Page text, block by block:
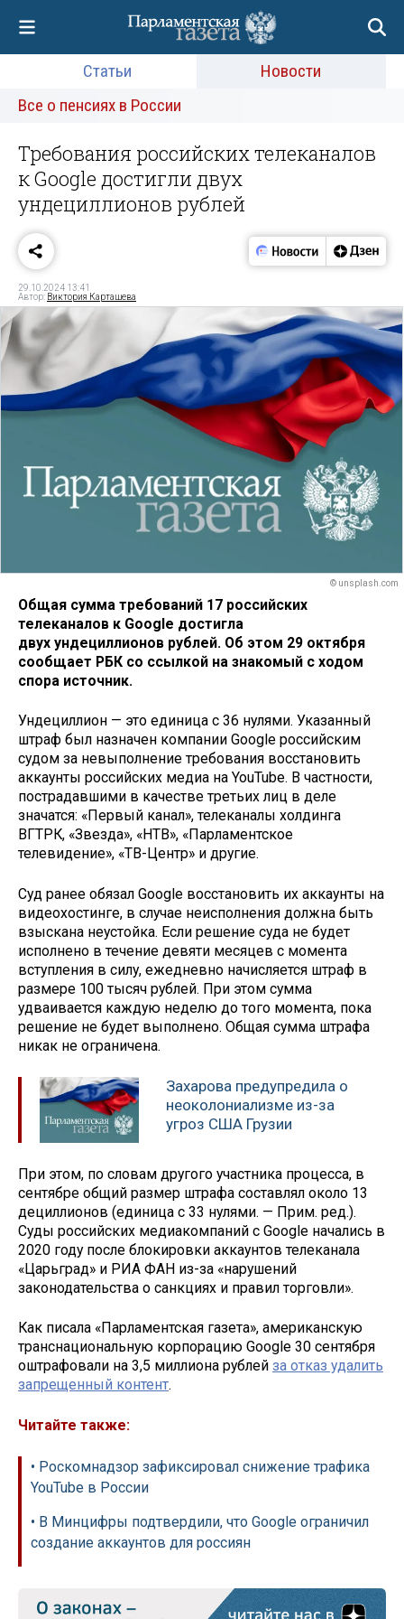
Статьи
Новости
Все о пенсиях в России
Требования российских телеканалов
к Google достигли двух
ундециллионов рублей
29.10.2024 13:41
Автор: Виктория Карташева
© unsplash.com
Общая сумма требований 17 российских
телеканалов к Google достигла
двух ундециллионов рублей. Об этом 29 октября
сообщает РБК со ссылкой на знакомый с ходом
спора источник.
Ундециллион — это единица с 36 нулями. Указанный
штраф был назначен компании Google российским
судом за невыполнение требования восстановить
аккаунты российских медиа на YouTube. В частности,
пострадавшими в качестве третьих лиц в деле
значатся: «Первый канал», телеканалы холдинга
ВГТРК, «Звезда», «НТВ», «Парламентское
телевидение», «ТВ-Центр» и другие.
Суд ранее обязал Google восстановить их аккаунты на
видеохостинге, в случае неисполнения должна быть
взыскана неустойка. Если решение суда не будет
исполнено в течение девяти месяцев с момента
вступления в силу, ежедневно начисляется штраф в
размере 100 тысяч рублей. При этом сумма
удваивается каждую неделю до того момента, пока
решение не будет выполнено. Общая сумма штрафа
никак не ограничена.
Захарова предупредила о
неоколониализме из-за
угроз США Грузии
При этом, по словам другого участника процесса, в
сентябре общий размер штрафа составлял около 13
дециллионов (единица с 33 нулями. — Прим. ред.).
Суды российских медиакомпаний с Google начались в
2020 году после блокировки аккаунтов телеканала
«Царьград» и РИА ФАН из-за «нарушений
законодательства о санкциях и правил торговли».
Как писала «Парламентская газета», американскую
транснациональную корпорацию Google 30 сентября
оштрафовали на 3,5 миллиона рублей за отказ удалить
запрещенный контент.
Читайте также:
• Роскомнадзор зафиксировал снижение трафика
YouTube в России
• В Минцифры подтвердили, что Google ограничил
создание аккаунтов для россиян